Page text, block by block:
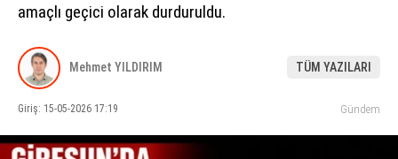
WhatsApp İhbar Hattı
EĞITIM
SAĞLIK
KÜLTÜR SANAT
amaçlı geçici olarak durduruldu.
Mehmet YILDIRIM TÜM YAZILARI
Giriş: 15-05-2026 17:19 Gündem